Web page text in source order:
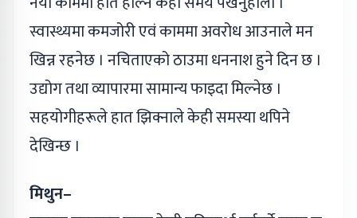
स्वास्थ्यमा कमजोरी एवं काममा अवरोध आउनाले मन
खिन्न रहनेछ । नचिताएको ठाउमा धननाश हुने दिन छ ।
उद्योग तथा व्यापारमा सामान्य फाइदा मिल्नेछ ।
सहयोगीहरूले हात झिक्नाले केही समस्या थपिने
देखिन्छ ।
मिथुन–